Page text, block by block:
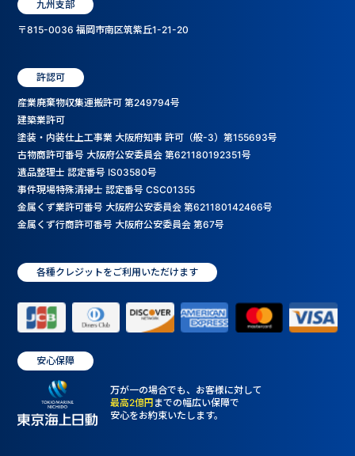
九州支部
〒815-0036 福岡市南区筑紫丘1-21-20
許認可
産業廃棄物収集運搬許可 第249794号
建築業許可
塗装・内装仕上工事業 大阪府知事 許可（般-3）第155693号
古物商許可番号 大阪府公安委員会 第621180192351号
遺品整理士 認定番号 IS03580号
事件現場特殊清掃士 認定番号 CSC01355
金属くず業許可番号 大阪府公安委員会 第621180142466号
金属くず行商許可番号 大阪府公安委員会 第67号
各種クレジットをご利用いただけます
安心保障
万が一の場合でも、お客様に対して
最高2億円 までの幅広い保障で
安心をお約束いたします。